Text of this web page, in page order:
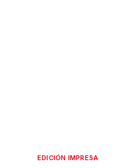
EDICIÓN IMPRESA